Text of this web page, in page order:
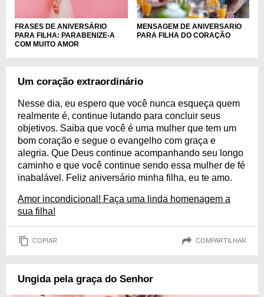
FRASES DE ANIVERSÁRIO
PARA FILHA: PARABENIZE-A
COM MUITO AMOR
MENSAGEM DE ANIVERSARIO
PARA FILHA DO CORAÇÃO
Um coração extraordinário
Nesse dia, eu espero que você nunca esqueça quem
realmente é, continue lutando para concluir seus
objetivos. Saiba que você é uma mulher que tem um
bom coração e segue o evangelho com graça e
alegria. Que Deus continue acompanhando seu longo
caminho e que você continue sendo essa mulher de fé
inabalável. Feliz aniversário minha filha, eu te amo.
Amor incondicional! Faça uma linda homenagem a
sua filha!
COPIAR COMPARTILHAR
Ungida pela graça do Senhor